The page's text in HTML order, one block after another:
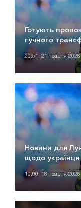
Готують
гучного
20:51, 21 травня
Новини для
щодо українця
10:00, 18 травня